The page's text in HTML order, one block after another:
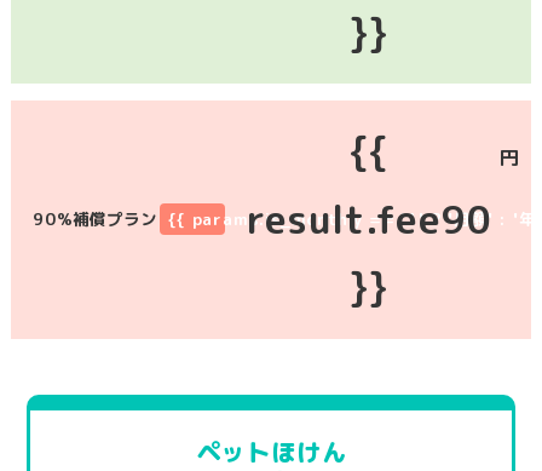
}}
90%補償プラン {{ params.is_monthly == '1' ? '月額' : '年
{{
result.fee90
}}
円
ペットほけん